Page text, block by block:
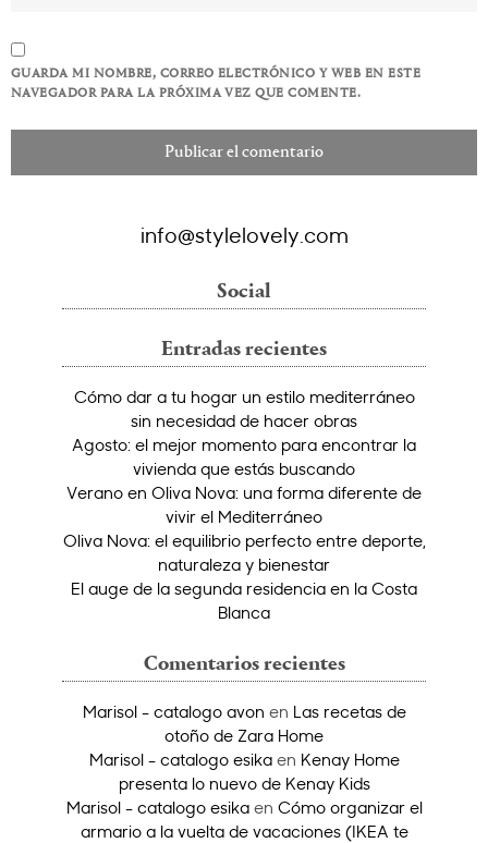
GUARDA MI NOMBRE, CORREO ELECTRÓNICO Y WEB EN ESTE
NAVEGADOR PARA LA PRÓXIMA VEZ QUE COMENTE.
info@stylelovely.com
Social
Entradas recientes
Cómo dar a tu hogar un estilo mediterráneo
sin necesidad de hacer obras
Agosto: el mejor momento para encontrar la
vivienda que estás buscando
Verano en Oliva Nova: una forma diferente de
vivir el Mediterráneo
Oliva Nova: el equilibrio perfecto entre deporte,
naturaleza y bienestar
El auge de la segunda residencia en la Costa
Blanca
Comentarios recientes
Marisol - catalogo avon en Las recetas de
otoño de Zara Home
Marisol - catalogo esikaen Kenay Home
presenta lo nuevo de Kenay Kids
Marisol - catalogo esikaen Cómo organizar el
armario a la vuelta de vacaciones (IKEA te